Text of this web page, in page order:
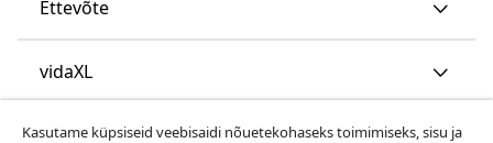
Ettevõte
vidaXL
Vaata rohkem
Kasutame küpsiseid veebisaidi nõuetekohaseks toimimiseks, sisu ja